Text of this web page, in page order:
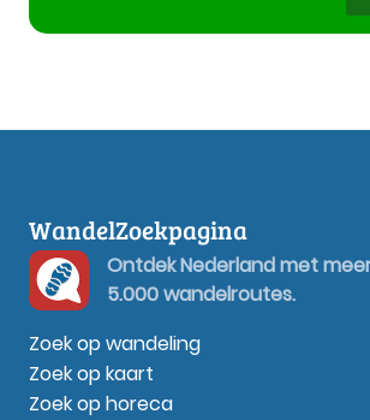
WandelZoekpagina
Ontdek Nederland met
5.000 wandelroutes.
Zoek op wandeling
Zoek op kaart
Zoek op horeca